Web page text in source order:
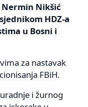
Nikšić
HDZ-a
u Bosni i
za nastavak
FBiH.
i žurnog